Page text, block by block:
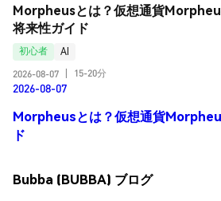
Morpheusとは？仮想通貨
将来性ガイド
初心者
AI
2026-08-07
15-20分
2026-08-07
Morpheusとは？仮想通貨
ド
Bubba (BUBBA) ブログ